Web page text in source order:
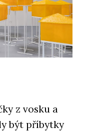
s.r.o.
z vosku a
být příbytky